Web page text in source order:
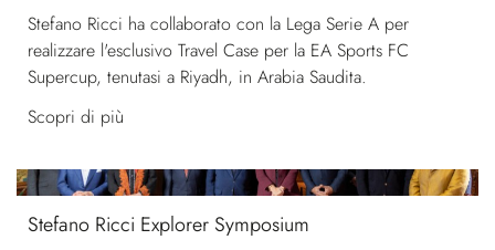
Stefano Ricci ha collaborato con la Lega Serie A per
realizzare l'esclusivo Travel Case per la EA Sports FC
Supercup, tenutasi a Riyadh, in Arabia Saudita.
Scopri di più
Stefano Ricci Explorer Symposium